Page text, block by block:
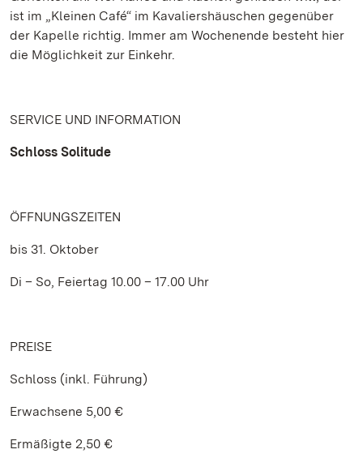
ist im „Kleinen Café“ im Kavaliershäuschen gegenüber
der Kapelle richtig. Immer am Wochenende besteht hier
die Möglichkeit zur Einkehr.
SERVICE UND INFORMATION
Schloss Solitude
ÖFFNUNGSZEITEN
bis 31. Oktober
Di – So, Feiertag 10.00 – 17.00 Uhr
PREISE
Schloss (inkl. Führung)
Erwachsene 5,00 €
Ermäßigte 2,50 €